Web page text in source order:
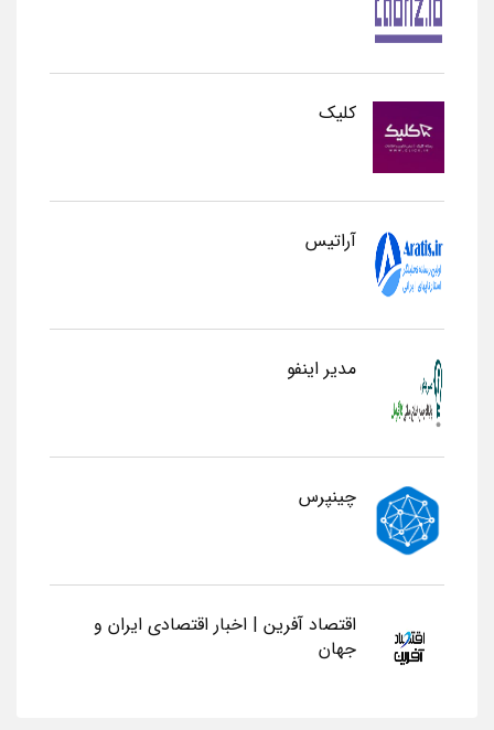
کلیک
آراتیس
مدیر اینفو
چینپرس
اقتصاد آفرین | اخبار اقتصادی ایران و
جهان